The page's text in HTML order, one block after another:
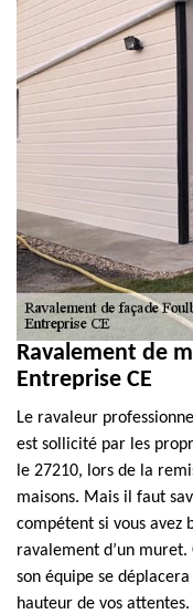
Ravalement de
Entreprise CE
Le ravaleur
est sollicité par les
le 27210, lors de la
maisons. Mais il faut
compétent si vous avez
ravalement d’un muret.
son équipe se
hauteur de vos